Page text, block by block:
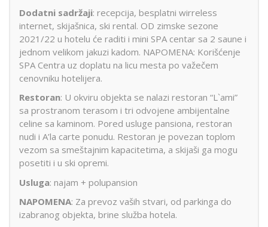
Dodatni sadržaji: recepcija, besplatni wirreless
internet, skijašnica, ski rental. OD zimske sezone
2021/22 u hotelu će raditi i mini SPA centar sa 2 saune i
jednom velikom jakuzi kadom. NAPOMENA: Korišćenje
SPA Centra uz doplatu na licu mesta po važečem
cenovniku hotelijera.
Restoran: U okviru objekta se nalazi restoran “L`ami”
sa prostranom terasom i tri odvojene ambijentalne
celine sa kaminom. Pored usluge pansiona, restoran
nudi i A’la carte ponudu. Restoran je povezan toplom
vezom sa smeštajnim kapacitetima, a skijaši ga mogu
posetiti i u ski opremi.
Usluga: najam + polupansion
NAPOMENA: Za prevoz vaših stvari, od parkinga do
izabranog objekta, brine služba hotela.